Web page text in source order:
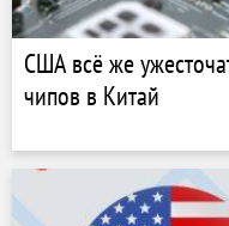
США всё же
чипов в Китай